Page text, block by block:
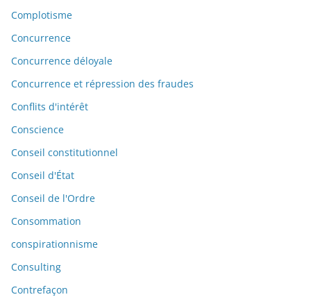
Complotisme
Concurrence
Concurrence déloyale
Concurrence et répression des fraudes
Conflits d'intérêt
Conscience
Conseil constitutionnel
Conseil d'État
Conseil de l'Ordre
Consommation
conspirationnisme
Consulting
Contrefaçon